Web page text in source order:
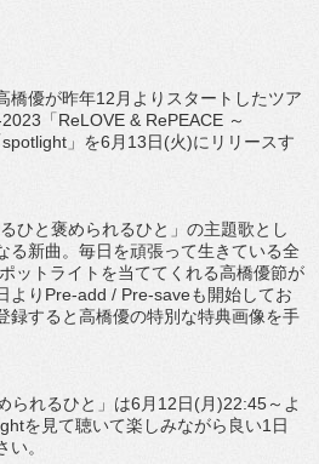
橋優が昨年12月よりスタートしたツア
「ReLOVE & RePEACE ～
」を6月13日(火)にリリースす
ひと褒められるひと」の主題歌とし
る新曲。毎日を頑張って生きている全
ットライトを当ててくれる高橋優節が
よりPre-add / Pre-saveも開始してお
録すると高橋優の特別な特典画像を手
られるひと」は6月12日(月)22:45～よ
を見て聴いて楽しみながら良い1日
。